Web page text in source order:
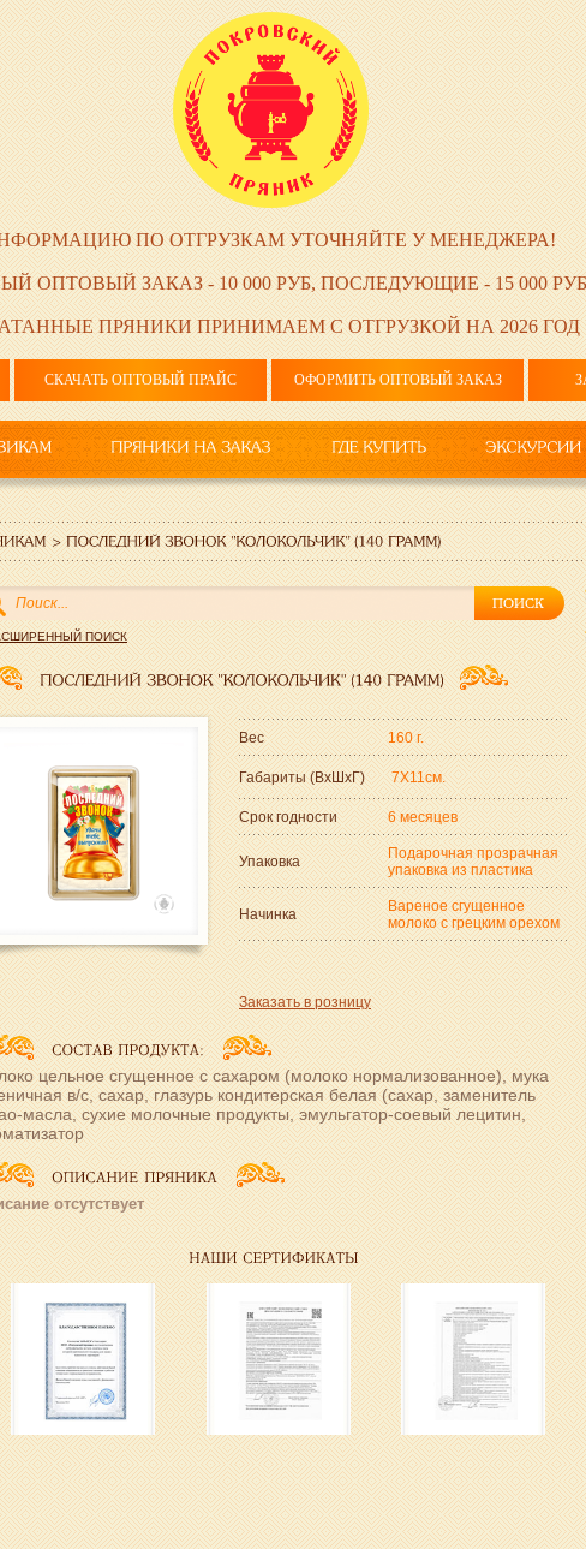
ПО ОТГРУЗКАМ УТОЧНЯЙТЕ У МЕНЕДЖЕРА!
ОПТОВЫЙ ЗАКАЗ - 10 000 РУБ, ПОСЛЕДУЮЩИЕ - 15 000 РУБ
ПРЯНИКИ ПРИНИМАЕМ С ОТГРУЗКОЙ НА 2026 ГОД
СКАЧАТЬ ОПТОВЫЙ ПРАЙС ОФОРМИТЬ ОПТОВЫЙ ЗАКАЗ
ПОИСК
Вес 160 г.
Габариты (ВxШxГ) 7Х11см.
Срок годности 6 месяцев
Упаковка
Подарочная прозрачная
упаковка из пластика
Начинка
Вареное сгущенное
молоко с грецким орехом
Заказать в розницу
цельное сгущенное с сахаром (молоко нормализованное), мука
в/с, сахар, глазурь кондитерская белая (сахар, заменитель
масла, сухие молочные продукты, эмульгатор-соевый лецитин,
отсутствует